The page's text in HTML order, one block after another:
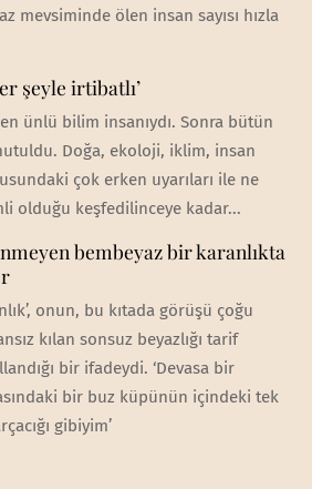
mevsiminde ölen insan sayısı hızla
şeyle irtibatlı’
en ünlü bilim insanıydı. Sonra bütün
Doğa, ekoloji, iklim, insan
çok erken uyarıları ile ne
olduğu keşfedilinceye kadar...
bembeyaz bir karanlıkta
onun, bu kıtada görüşü çoğu
kılan sonsuz beyazlığı tarif
bir ifadeydi. ‘Devasa bir
bir buz küpünün içindeki tek
gibiyim’